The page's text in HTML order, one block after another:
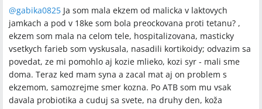
@gabika0825 Ja som mala ekzem od malicka v laktovych
jamkach a pod v 18ke som bola preockovana proti tetanu? ,
ekzem som mala na celom tele, hospitalizovana, masticky
vsetkych farieb som vyskusala, nasadili kortikoidy; odvazim sa
povedat, ze mi pomohlo aj kozie mlieko, kozi syr - mali sme
doma. Teraz ked mam syna a zacal mat aj on problem s
ekzemom, samozrejme smer kozna. Po ATB som mu vsak
davala probiotika a cuduj sa svete, na druhy den, koža